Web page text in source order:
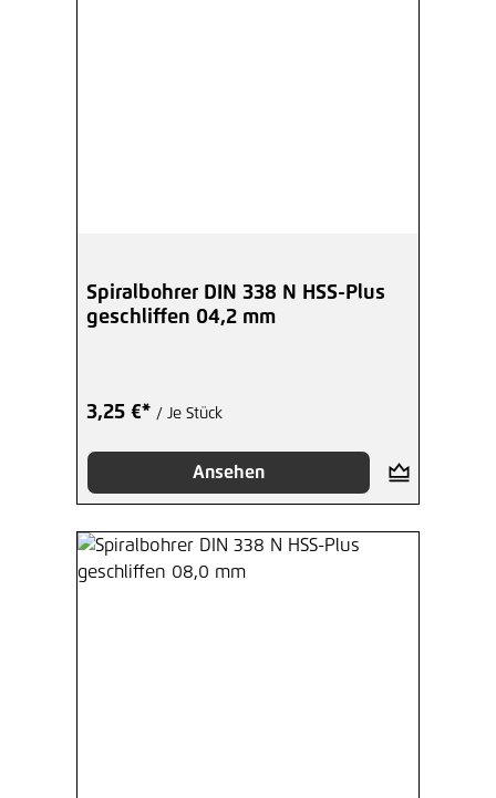
Spiralbohrer DIN 338 N HSS-Plus
geschliffen 04,2 mm
3,25 €* / Je Stück
Ansehen